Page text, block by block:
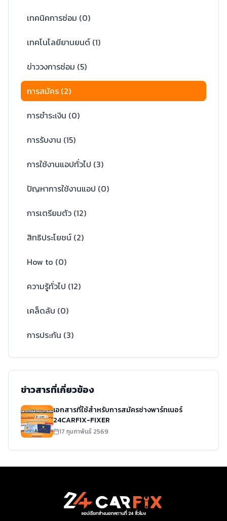
เทคนิคการซ่อม (0)
เทคโนโลยียานยนต์ (1)
ข่าววงการซ่อม (5)
การสมัคร (2)
การชำระเงิน (0)
การรับงาน (15)
การใช้งานแอปทั่วไป (3)
ปัญหาการใช้งานแอป (0)
การเตรียมตัว (12)
สิทธิประโยชน์ (2)
How to (0)
ความรู้ทั่วไป (12)
เคล็ดลับ (0)
การประกัน (3)
ข่าวสารที่เกี่ยวข้อง
เอกสารที่ใช้สำหรับการสมัครช่างพาร์ทเนอร์
24CARFIX-FIXER
17 กุมภาพันธ์ 2569